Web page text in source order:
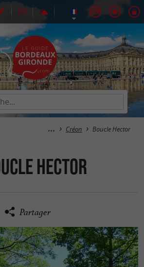
Créon Boucle Hector
Hector
Partager